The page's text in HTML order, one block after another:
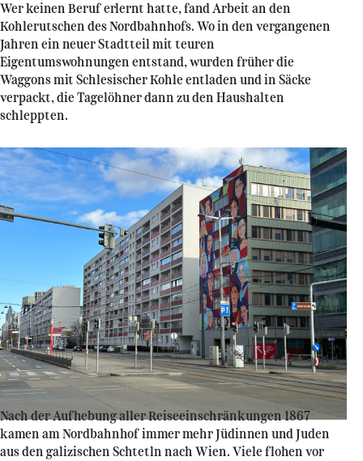
Wer keinen Beruf erlernt hatte, fand Arbeit an den
Kohlerutschen des Nordbahnhofs. Wo in den vergangenen
Jahren ein neuer Stadtteil mit teuren
Eigentumswohnungen entstand, wurden früher die
Waggons mit Schlesischer Kohle entladen und in Säcke
verpackt, die Tagelöhner dann zu den Haushalten
schleppten.
Nach der Aufhebung aller Reiseeinschränkungen 1867
kamen am Nordbahnhof immer mehr Jüdinnen und Juden
aus den galizischen Schtetln nach Wien. Viele flohen vor